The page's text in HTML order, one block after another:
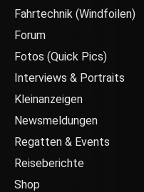
Fahrtechnik (Windfoilen)
Forum
Fotos (Quick Pics)
Interviews & Portraits
Kleinanzeigen
Newsmeldungen
Regatten & Events
Reiseberichte
Shop